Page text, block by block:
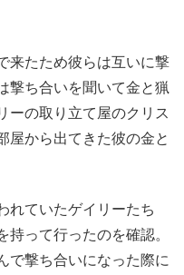
来たため彼らは互いに撃
撃ち合いを聞いて金と猟
ーの取り立て屋のクリス
屋から出てきた彼の金と
れていたゲイリーたち
って行ったのを確認。
で撃ち合いになった際に